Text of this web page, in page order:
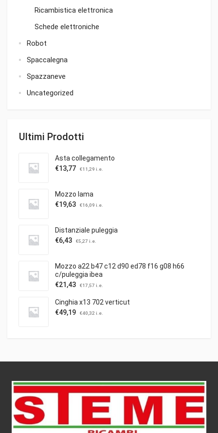
Ricambistica elettronica
Schede elettroniche
Robot
Spaccalegna
Spazzaneve
Uncategorized
Ultimi Prodotti
Asta collegamento
€13,77 €11,29 i.e.
Mozzo lama
€19,63 €16,09 i.e.
Distanziale puleggia
€6,43 €5,27 i.e.
Mozzo a22 b47 c12 d90 ed78 f16 g08 h66
c/puleggia ibea
€21,43 €17,57 i.e.
Cinghia x13 702 verticut
€49,19 €40,32i.e.